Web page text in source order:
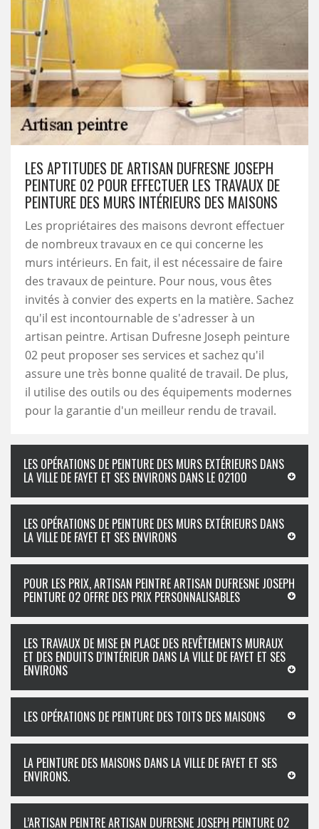
LES APTITUDES DE ARTISAN DUFRESNE JOSEPH
PEINTURE 02 POUR EFFECTUER LES TRAVAUX DE
PEINTURE DES MURS INTÉRIEURS DES MAISONS
Les propriétaires des maisons devront effectuer
de nombreux travaux en ce qui concerne les
murs intérieurs. En fait, il est nécessaire de faire
des travaux de peinture. Pour nous, vous êtes
invités à convier des experts en la matière. Sachez
qu'il est incontournable de s'adresser à un
artisan peintre. Artisan Dufresne Joseph peinture
02 peut proposer ses services et sachez qu'il
assure une très bonne qualité de travail. De plus,
il utilise des outils ou des équipements modernes
pour la garantie d'un meilleur rendu de travail.
LES OPÉRATIONS DE PEINTURE DES MURS EXTÉRIEURS DANS
LA VILLE DE FAYET ET SES ENVIRONS DANS LE 02100
LES OPÉRATIONS DE PEINTURE DES MURS EXTÉRIEURS DANS
LA VILLE DE FAYET ET SES ENVIRONS
POUR LES PRIX, ARTISAN PEINTRE ARTISAN DUFRESNE JOSEPH
PEINTURE 02 OFFRE DES PRIX PERSONNALISABLES
LES TRAVAUX DE MISE EN PLACE DES REVÊTEMENTS MURAUX
ET DES ENDUITS D'INTÉRIEUR DANS LA VILLE DE FAYET ET SES
ENVIRONS
LES OPÉRATIONS DE PEINTURE DES TOITS DES MAISONS
LA PEINTURE DES MAISONS DANS LA VILLE DE FAYET ET SES
ENVIRONS.
L’ARTISAN PEINTRE ARTISAN DUFRESNE JOSEPH PEINTURE 02